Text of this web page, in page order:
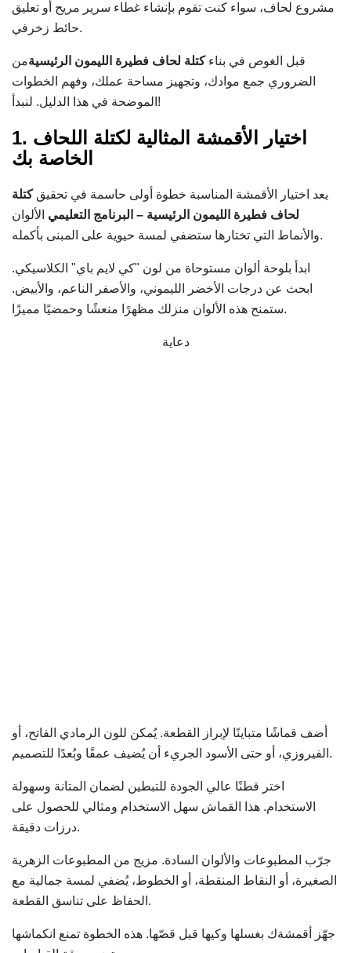
مشروع لحاف، سواء كنت تقوم بإنشاء غطاء سرير مريح أو تعليق
حائط زخرفي.
قبل الغوص في بناءكتلة لحاف فطيرة الليمون الرئيسيةمن
الضروري جمع موادك، وتجهيز مساحة عملك، وفهم الخطوات
الموضحة في هذا الدليل. لنبدأ!
1. اختيار الأقمشة المثالية لكتلة اللحاف
الخاصة بك
يعد اختيار الأقمشة المناسبة خطوة أولى حاسمة في تحقيقكتلة
لحاف فطيرة الليمون الرئيسية – البرنامج التعليمي الألوان
والأنماط التي تختارها ستضفي لمسة حيوية على المبنى بأكمله.
ابدأ بلوحة ألوان مستوحاة من لون "كي لايم باي" الكلاسيكي.
ابحث عن درجات الأخضر الليموني، والأصفر الناعم، والأبيض.
ستمنح هذه الألوان منزلك مظهرًا منعشًا وحمضيًا مميزًا.
دعاية
أضف قماشًا متباينًا لإبراز القطعة. يُمكن للون الرمادي الفاتح، أو
الفيروزي، أو حتى الأسود الجريء أن يُضيف عمقًا وبُعدًا للتصميم.
اختر قطنًا عالي الجودة للتبطين لضمان المتانة وسهولة
الاستخدام. هذا القماش سهل الاستخدام ومثالي للحصول على
درزات دقيقة.
جرّب المطبوعات والألوان السادة. مزيج من المطبوعات الزهرية
الصغيرة، أو النقاط المنقطة، أو الخطوط، يُضفي لمسة جمالية مع
الحفاظ على تناسق القطعة.
جهّز أقمشةك بغسلها وكيها قبل قصّها. هذه الخطوة تمنع انكماشها